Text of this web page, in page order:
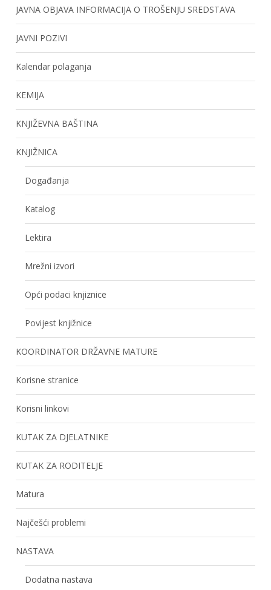
JAVNA OBJAVA INFORMACIJA O TROŠENJU SREDSTAVA
JAVNI POZIVI
Kalendar polaganja
KEMIJA
KNJIŽEVNA BAŠTINA
KNJIŽNICA
Događanja
Katalog
Lektira
Mrežni izvori
Opći podaci knjiznice
Povijest knjižnice
KOORDINATOR DRŽAVNE MATURE
Korisne stranice
Korisni linkovi
KUTAK ZA DJELATNIKE
KUTAK ZA RODITELJE
Matura
Najčešći problemi
NASTAVA
Dodatna nastava